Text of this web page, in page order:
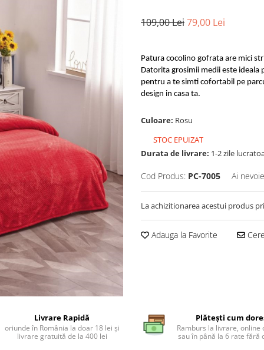
109,00 Lei79,00 Lei
Patura cocolino gofrata are mici
Datorita grosimii medii este
pentru a te simti cofortabil pe
design in casa ta.
Culoare: Rosu
STOC EPUIZAT
Durata de livrare: 1-2 zile
Cod Produs: PC-7005 Ai
La achizitionarea acestui produs
Adauga la Favorite
Livrare Rapidă
oriunde în România la doar 18 lei și
livrare gratuită de la 400 lei
Plătești cum
Ramburs la livrare, online
sau în până la 6 rate fără